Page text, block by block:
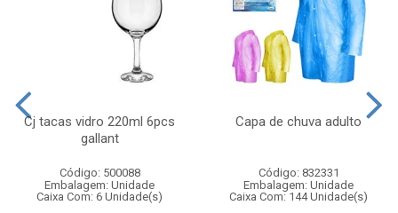
Cj tacas vidro 220ml 6pcs
gallant
Código: 500088
Embalagem: Unidade
Caixa Com: 6 Unidade(s)
Capa de chuva adulto
Código: 832331
Embalagem: Unidade
Caixa Com: 144 Unidade(s)